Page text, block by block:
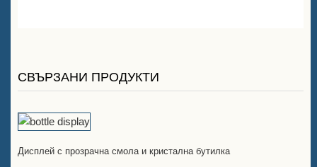
СВЪРЗАНИ ПРОДУКТИ
Дисплей с прозрачна смола и кристална бутилка